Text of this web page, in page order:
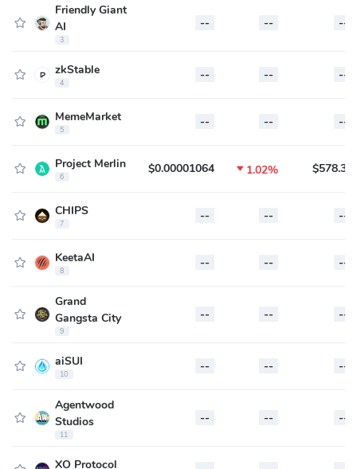
Friendly Giant
AI
3
-- -- --
zkStable
4
-- -- --
MemeMarket
5
-- -- --
Project Merlin
6
$0.00001064  1.02% $578.31
CHIPS
7
-- -- --
KeetaAI
8
-- -- --
Grand
Gangsta City
9
-- -- --
aiSUI
10
-- -- --
Agentwood
Studios
11
-- -- --
XO Protocol